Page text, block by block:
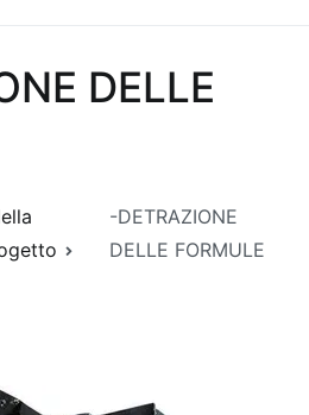
DELLE
-DETRAZIONE
DELLE FORMULE